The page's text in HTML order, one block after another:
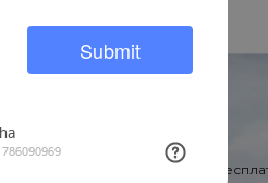
есть наш филиал, доставка